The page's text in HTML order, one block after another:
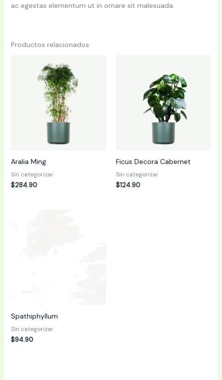
ac egestas elementum ut in ornare sit malesuada.
Productos relacionados
Aralia Ming
Sin categorizar
$284.90
Ficus Decora Cabernet
Sin categorizar
$124.90
Spathiphyllum
Sin categorizar
$94.90